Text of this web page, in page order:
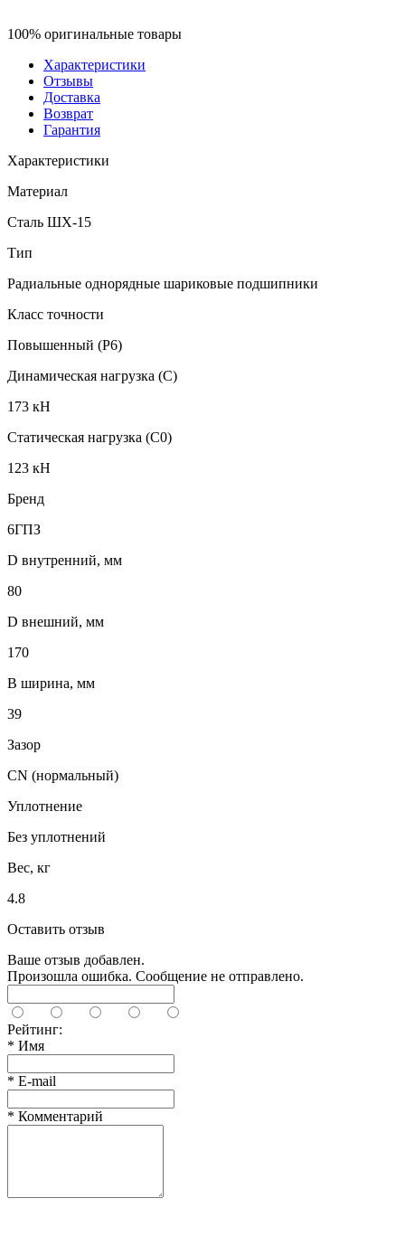
100% оригинальные товары
Характеристики
Отзывы
Доставка
Возврат
Гарантия
Характеристики
Материал
Сталь ШХ-15
Тип
Радиальные однорядные шариковые подшипники
Класс точности
Повышенный (P6)
Динамическая нагрузка (C)
173 кН
Статическая нагрузка (C0)
123 кН
Бренд
6ГПЗ
D внутренний, мм
80
D внешний, мм
170
B ширина, мм
39
Зазор
CN (нормальный)
Уплотнение
Без уплотнений
Вес, кг
4.8
Оставить отзыв
Ваше отзыв добавлен.
Произошла ошибка. Сообщение не отправлено.
Рейтинг:
* Имя
* E-mail
* Комментарий